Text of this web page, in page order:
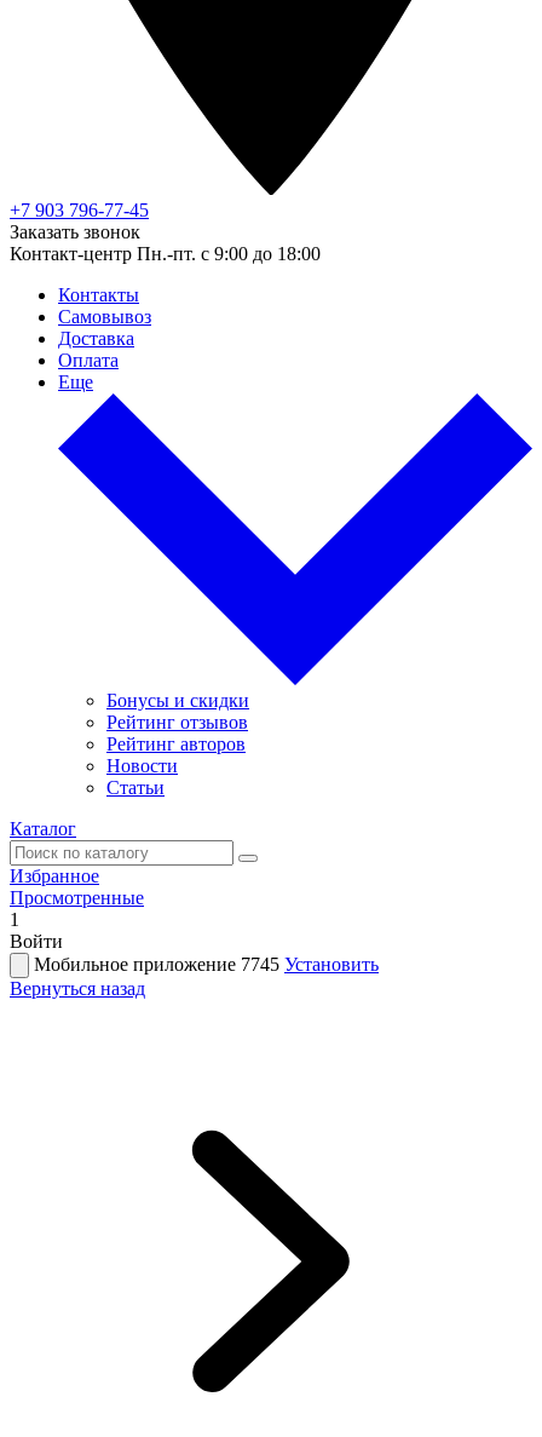
+7 903 796-77-45
Заказать звонок
Контакт-центр Пн.-пт. с 9:00 до 18:00
Контакты
Самовывоз
Доставка
Оплата
Еще
Бонусы и скидки
Рейтинг отзывов
Рейтинг авторов
Новости
Статьи
Каталог
Избранное
Просмотренные
1
Войти
Мобильное приложение 7745 Установить
Вернуться назад